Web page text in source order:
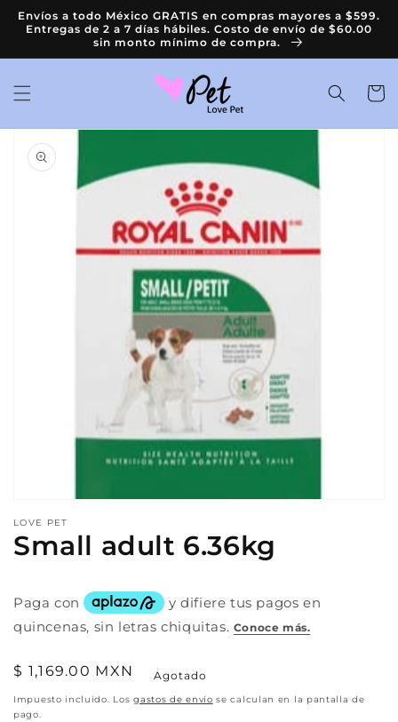
directamente
al contenido
Envíos a todo México GRATIS en compras mayores a $599.
Entregas de 2 a 7 días hábiles. Costo de envío de $60.00
sin monto mínimo de compra.
Carrito
directamente
información
del producto
elemento
1
en
modal
LOVE PET
Small adult 6.36kg
Precio
habitual
$ 1,169.00 MXN Agotado
Impuesto incluido. Losgastos de envío se calculan en la pantalla de
pago.